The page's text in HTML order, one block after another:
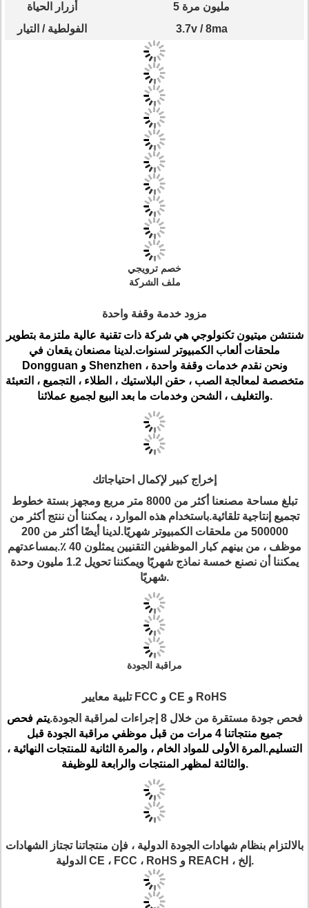
أزرار الحياة
5 مليون مرة
الفولطية / التيار
3.7v / 8ma
خصم ترويجي
ملف الشركة
مزود خدمة وقفة واحدة
شنتشن ميتيون تكنولوجي هي شركة ذات تقنية عالية ملتزمة بتطوير
ملحقات ألعاب الكمبيوتر لسنوات.لدينا مصنعان يقعان في
Dongguan و Shenzhen ، ونحن نقدم خدمات وقفة واحدة
متخصصة لمعالجة الصب ، حقن البلاستيك ، الطلاء ، التجميع ، التعبئة
والتغليف ، الشحن وخدمات ما بعد البيع لجميع عملائنا.
إخراج كبير لإكمال احتياجاتك
تبلغ مساحة مصنعنا أكثر من 8000 متر مربع ومجهز بستة خطوط
تجميع إنتاجية تلقائية.باستخدام هذه الموارد ، يمكننا أن ننتج أكثر من
500000 من ملحقات الكمبيوتر شهريًا.لدينا أيضًا أكثر من 200
موظف ، من بينهم كبار الموظفين التقنيين يمثلون 40 ٪.بمساعدتهم
يمكننا أن نصنع خمسة نماذج شهريًا ويمكننا تحويل 1.2 مليون وحدة
شهريًا.
مراقبة الجودة
تلبية معايير FCC و CE و RoHS
فحص جودة مستقرة من خلال 8 إجراءات لمراقبة الجودة.
يتم فحص
جميع منتجاتنا 4 مرات من قبل موظفي مراقبة الجودة قبل
التسليم.المرة الأولى للمواد الخام ، والمرة الثانية للمنتجات النهائية ،
والثالثة لمظهر المنتجات والرابعة للوظيفة.
بالالتزام بنظام شهادات الجودة الدولية ، فإن منتجاتنا تجتاز الشهادات
الدولية CE ، FCC ، RoHS و REACH ، إلخ.